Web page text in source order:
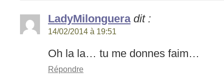
LadyMilonguera dit :
14/02/2014 à 19:51
Oh la la… tu me donnes faim…
Répondre